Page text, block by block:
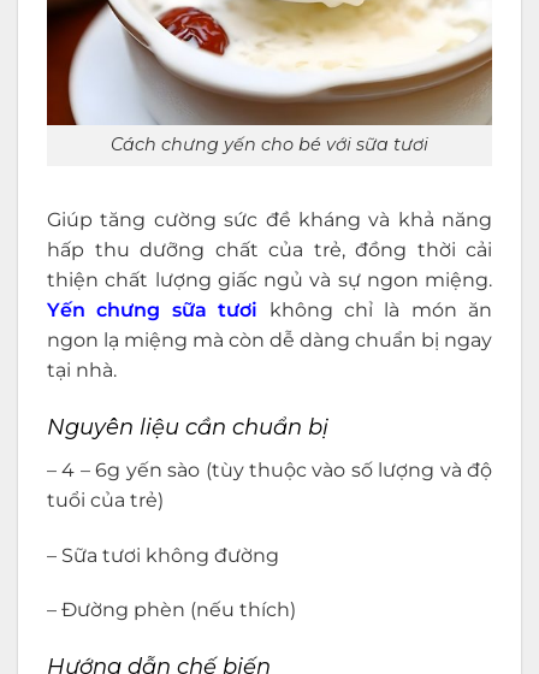
Cách chưng yến cho bé với sữa tươi
Giúp tăng cường sức đề kháng và khả năng
hấp thu dưỡng chất của trẻ, đồng thời cải
thiện chất lượng giấc ngủ và sự ngon miệng.
Yến chưng sữa tươi không chỉ là món ăn
ngon lạ miệng mà còn dễ dàng chuẩn bị ngay
tại nhà.
Nguyên liệu cần chuẩn bị
– 4 – 6g yến sào (tùy thuộc vào số lượng và độ
tuổi của trẻ)
– Sữa tươi không đường
– Đường phèn (nếu thích)
Hướng dẫn chế biến